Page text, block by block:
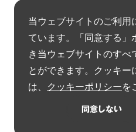
川上 典李子
ジャーナリスト | 21_21 DESIGN
年独立。2007年より 21_21
レクター。他のデザイン展にも
ザイン100選 (2014年版)」(国際
館「Japon Japonismes. Objets
レーター等。武蔵野美術大学 工
当ウェブサイトのご利用
ています。「同意する」
き当ウェブサイトのすべ
とができます。クッキー
は、
クッキーポリシーを
同意しない